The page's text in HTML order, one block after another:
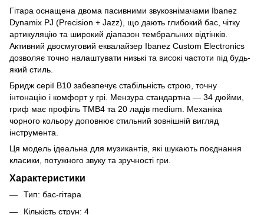
Гітара оснащена двома пасивними звукознімачами Ibanez
Dynamix PJ (Precision + Jazz), що дають глибокий бас, чітку
артикуляцію та широкий діапазон тембральних відтінків.
Активний двосмуговий еквалайзер Ibanez Custom Electronics
дозволяє точно налаштувати низькі та високі частоти під будь-
який стиль.
Бридж серії B10 забезпечує стабільність строю, точну
інтонацію і комфорт у грі. Мензура стандартна — 34 дюйми,
гриф має профіль TMB4 та 20 ладів medium. Механіка
чорного кольору доповнює стильний зовнішній вигляд
інструмента.
Ця модель ідеальна для музикантів, які шукають поєднання
класики, потужного звуку та зручності гри.
Характеристики
Тип: бас-гітара
Кількість струн: 4